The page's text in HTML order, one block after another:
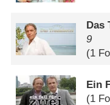
Das
9
(1
Ein
(1